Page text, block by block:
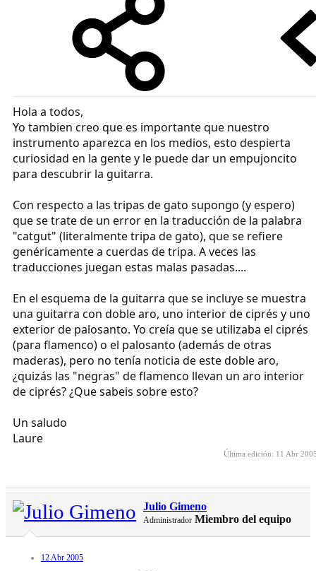
Hola a todos,
Yo tambien creo que es importante que nuestro
instrumento aparezca en los medios, esto despierta
curiosidad en la gente y le puede dar un empujoncito
para descubrir la guitarra.
Con respecto a las tripas de gato supongo (y espero)
que se trate de un error en la traducción de la palabra
"catgut" (literalmente tripa de gato), que se refiere
genéricamente a cuerdas de tripa. A veces las
traducciones juegan estas malas pasadas....
En el esquema de la guitarra que se incluye se muestra
una guitarra con doble aro, uno interior de ciprés y uno
exterior de palosanto. Yo creía que se utilizaba el ciprés
(para flamenco) o el palosanto (además de otras
maderas), pero no tenía noticia de este doble aro,
¿quizás las "negras" de flamenco llevan un aro interior
de ciprés? ¿Que sabeis sobre esto?
Un saludo
Laure
Última edición: 11 Abr
Julio Gimeno
Administrador Miembro del equipo
12 Abr 2005